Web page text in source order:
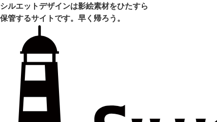
シルエットデザインは影絵素材をひたすら
保管するサイトです。早く帰ろう。